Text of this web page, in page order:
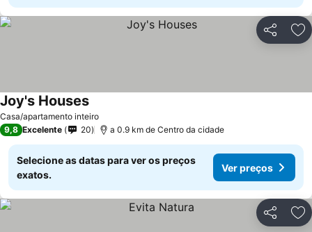
Partilhar
Casa/apartamento inteiro
Joy's HousesVer preços
9,8 Excelente 20 a 0.9 km de Centro da cidade
Selecione as datas para ver os preços
exatos.
Ver preços
Partilhar